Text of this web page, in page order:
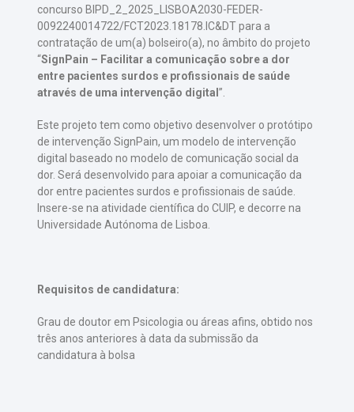
concurso BIPD_2_2025_LISBOA2030-FEDER-
0092240014722/FCT2023.18178.IC&DT para a
contratação de um(a) bolseiro(a), no âmbito do projeto
“SignPain – Facilitar a comunicação sobre a dor
entre pacientes surdos e profissionais de saúde
através de uma intervenção digital ”.
Este projeto tem como objetivo desenvolver o protótipo
de intervenção SignPain, um modelo de intervenção
digital baseado no modelo de comunicação social da
dor. Será desenvolvido para apoiar a comunicação da
dor entre pacientes surdos e profissionais de saúde.
Insere-se na atividade científica do CUIP, e decorre na
Universidade Autónoma de Lisboa.
Requisitos de candidatura:
Grau de doutor em Psicologia ou áreas afins, obtido nos
três anos anteriores à data da submissão da
candidatura à bolsa